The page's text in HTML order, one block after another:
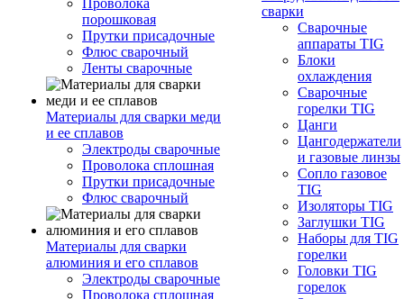
Проволока
порошковая
Прутки присадочные
Флюс сварочный
Ленты сварочные
Материалы для сварки меди
и ее сплавов
Электроды сварочные
Проволока сплошная
Прутки присадочные
Флюс сварочный
Материалы для сварки
алюминия и его сплавов
Электроды сварочные
Проволока сплошная
сварки
Сварочные
аппараты TIG
Блоки
охлаждения
Сварочные
горелки TIG
Цанги
Цангодержатели
и газовые линзы
Сопло газовое
TIG
Изоляторы TIG
Заглушки TIG
Наборы для TIG
горелки
Головки TIG
горелок